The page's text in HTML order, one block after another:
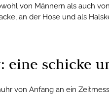
von Männern als auch
an der Hose und als
eine schicke
von Anfang an ein